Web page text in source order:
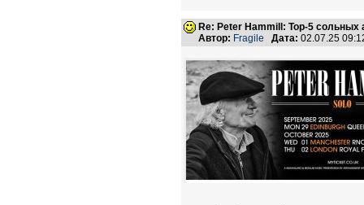
Re: Peter Hammill: Top-5 сольных
Автор: Fragile Дата: 02.07.25